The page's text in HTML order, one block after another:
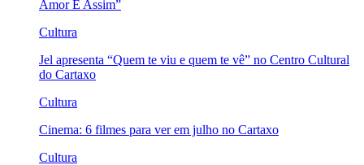
Amor É Assim”
Cultura
Jel apresenta “Quem te viu e quem te vê” no Centro Cultural
do Cartaxo
Cultura
Cinema: 6 filmes para ver em julho no Cartaxo
Cultura